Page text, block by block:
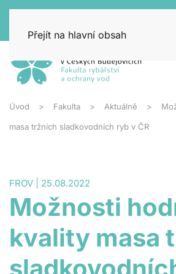
Přejít na hlavní obsah
Úvod Fakulta Aktuálně
masa tržních sladkovodních ryb v ČR
FROV | 25.08.2022
Možnosti
kvality masa